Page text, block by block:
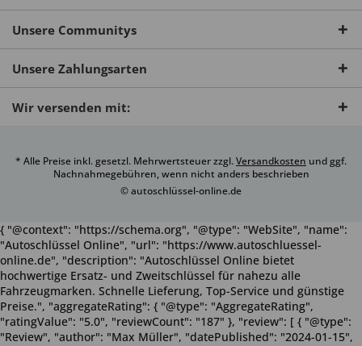
Unsere Communitys
Unsere Zahlungsarten
Wir versenden mit:
* Alle Preise inkl. gesetzl. Mehrwertsteuer zzgl.Versandkosten und ggf.
Nachnahmegebühren, wenn nicht anders beschrieben
© autoschlüssel-online.de
{ "@context": "https://schema.org", "@type": "WebSite", "name":
"Autoschlüssel Online", "url": "https://www.autoschluessel-
online.de", "description": "Autoschlüssel Online bietet
hochwertige Ersatz- und Zweitschlüssel für nahezu alle
Fahrzeugmarken. Schnelle Lieferung, Top-Service und günstige
Preise.", "aggregateRating": { "@type": "AggregateRating",
"ratingValue": "5.0", "reviewCount": "187" }, "review": [ { "@type":
"Review", "author": "Max Müller", "datePublished": "2024-01-15",